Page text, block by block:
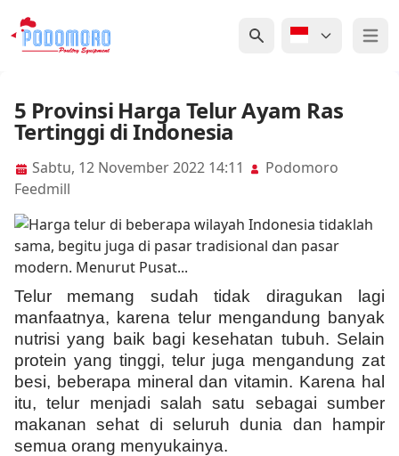
Open
5 Provinsi Harga Telur Ayam Ras
Tertinggi di Indonesia
Sabtu, 12 November 2022 14:11
Podomoro
Feedmill
Telur memang sudah tidak diragukan lagi
manfaatnya, karena telur mengandung banyak
nutrisi yang baik bagi kesehatan tubuh. Selain
protein yang tinggi, telur juga mengandung zat
besi, beberapa mineral dan vitamin. Karena hal
itu, telur menjadi salah satu sebagai sumber
makanan sehat di seluruh dunia dan hampir
semua orang menyukainya.